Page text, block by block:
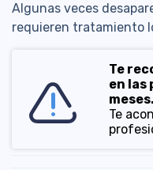
Algunas veces
requieren tratamiento
Te
en las
meses.
Te